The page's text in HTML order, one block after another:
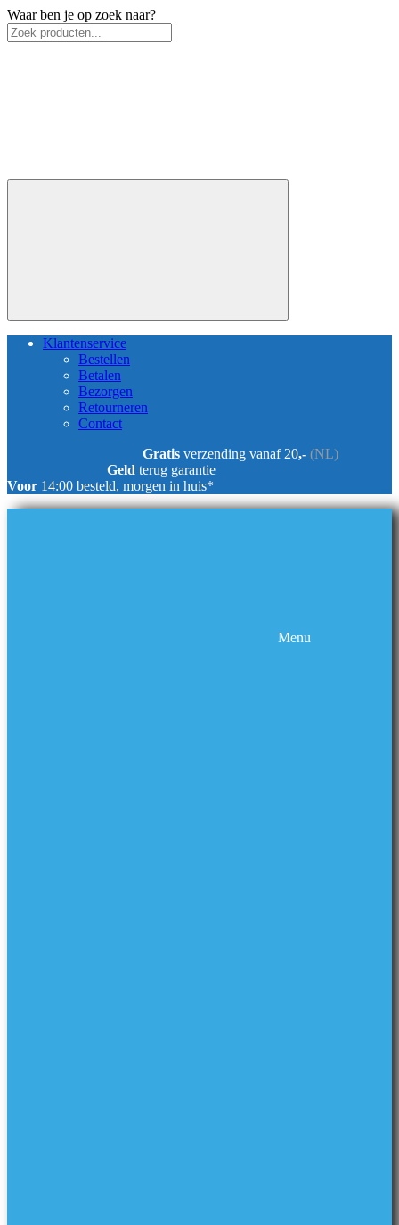
Waar ben je op zoek naar?
Klantenservice
Bestellen
Betalen
Bezorgen
Retourneren
Contact
Gratis verzending vanaf 20,- (NL)
Geld terug garantie
Voor 14:00 besteld, morgen in huis*
Menu